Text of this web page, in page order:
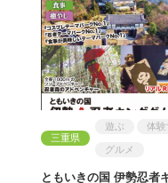
三重県
遊ぶ 体験
グルメ
ともいきの国 伊勢忍者